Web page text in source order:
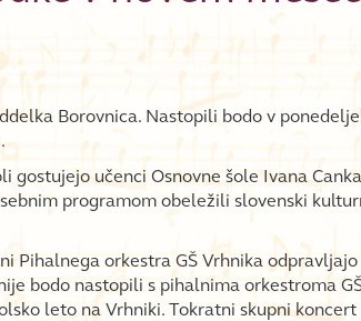
Borovnica. Nastopili bodo v
gostujejo učenci Osnovne šole Ivana
programom obeležili slovenski
Pihalnega orkestra GŠ Vrhnika
bodo nastopili s pihalnima orkestroma
leto na Vrhniki. Tokratni skupni koncert